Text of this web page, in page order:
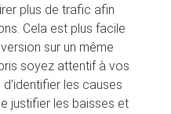
plus de trafic afin
Cela est plus facile
sur un même
soyez attentif à vos
les causes
justifier les baisses et